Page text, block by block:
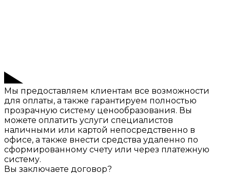
Мы предоставляем клиентам все возможности
для оплаты, а также гарантируем полностью
прозрачную систему ценообразования. Вы
можете оплатить услуги специалистов
наличными или картой непосредственно в
офисе, а также внести средства удаленно по
сформированному счету или через платежную
систему.
Вы заключаете договор?